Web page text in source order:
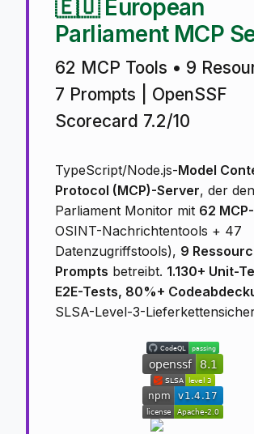
🇪🇺 European
Parliament MCP
62 MCP Tools • 9
7 Prompts | OpenSSF
Scorecard 7.2/10
TypeScript/Node.js-Model
Protocol (MCP)-Server, der
Parliament Monitor mit 62
OSINT-Nachrichtentools + 47
Datenzugriffstools), 9
Prompts betreibt. 1.130+ Unit-
E2E-Tests, 80%+
SLSA-Level-3-